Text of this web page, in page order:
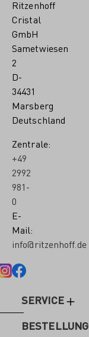
Ritzenhoff
Cristal
GmbH
Sametwiesen
2
D-
34431
Marsberg
Deutschland
Zentrale:
+49
2992
981-
0
E-
Mail:
info@ritzenhoff.de
SERVICE
BESTELLUNG